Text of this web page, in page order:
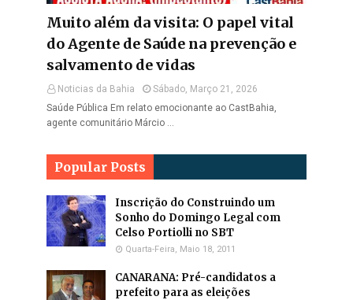
Muito além da visita: O papel vital
do Agente de Saúde na prevenção e
salvamento de vidas
Noticias da Bahia
Sábado, Março 21, 2026
Saúde Pública Em relato emocionante ao CastBahia,
agente comunitário Márcio …
Popular Posts
Inscrição do Construindo um
Sonho do Domingo Legal com
Celso Portiolli no SBT
Quarta-Feira, Maio 18, 2011
CANARANA: Pré-candidatos a
prefeito para as eleições